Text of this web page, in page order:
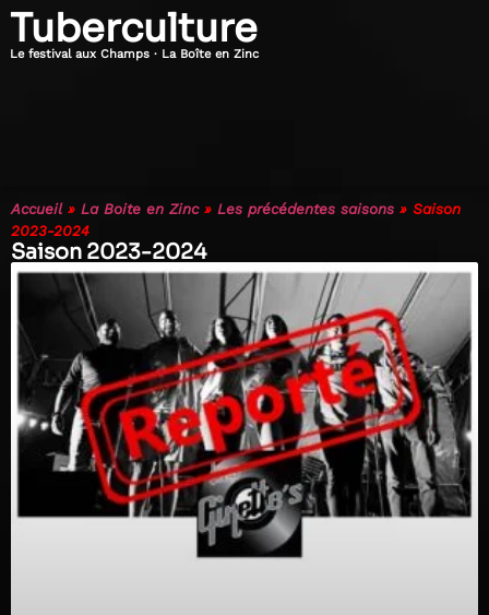
Tuberculture
Le festival aux Champs · La Boîte en Zinc
Accueil» La Boite en Zinc» Les précédentes saisons » Saison
2023-2024
Saison 2023-2024